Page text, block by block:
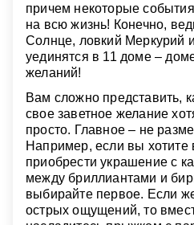
причем некоторые
на всю жизнь! Конечно,
Солнце, ловкий Меркурий
уединятся в 11 доме –
желаний!
Вам сложно представить,
свое заветное желание
просто. Главное – не
Например, если вы хотите
приобрести украшение с
между бриллиантами и
выбирайте первое. Если
острых ощущений, то